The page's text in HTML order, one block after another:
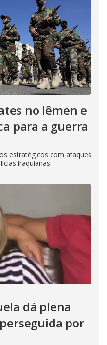
no Iêmen e
para a guerra
estratégicos com ataques
iraquianas
dá plena
por